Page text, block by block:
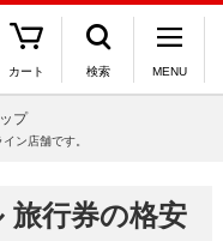
カート 検索 MENU
プ
ン店舗です。
旅行券の格安